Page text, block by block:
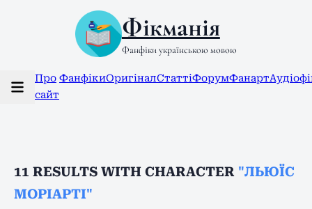
Фікманія
Фанфіки українською мовою
Про
сайт
ФанфікиОригіналСтаттіФорумФанарт
11 RESULTS WITH CHARACTER "ЛЬЮЇС
МОРІАРТІ"